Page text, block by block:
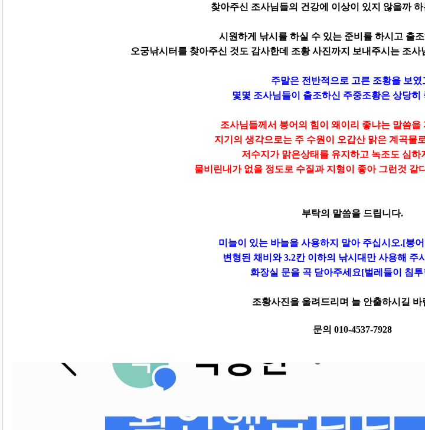
찾아주신 조사님들의 건강에 이상이 있지 않을까
시원하게 낚시를 하실 수 있는 준비를 하시고 출
오궁낚시터를 찾아주신 것도 감사한데 조황 사진까지 보내주시는 조
주말은 전반적으로 고른 조황을 보였
몇몇 조사님들이 출조하신 주중조황은 상당히
조사님들께서 붕어의 힘이 왜이리 좋냐는 말씀을
지기의 생각으로는 주 수원이 오갑산 맑은 계곡물
저수지가 맑은상태를 유지하고 녹조도 심하
물비린내가 없을 정도로 수질과 지형이 좋아 그런것 같
부탁의 말씀을 드립니다.
미늘이 있는 바늘을 사용하지 말아 주십시오.[붕
변형된 채비와 3.2칸 이하의 낚시대만 사용해 주
화장실 문을 곡 닫아주세요[벌레들이 침
조황사진을 올려드리며 늘 안출하시길 바
문의 010-4537-7928